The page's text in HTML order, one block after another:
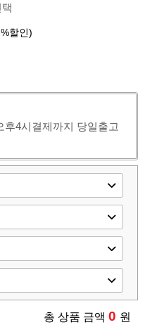
%할인)
후4시결제까지 당일출고
총 상품 금액 0 원